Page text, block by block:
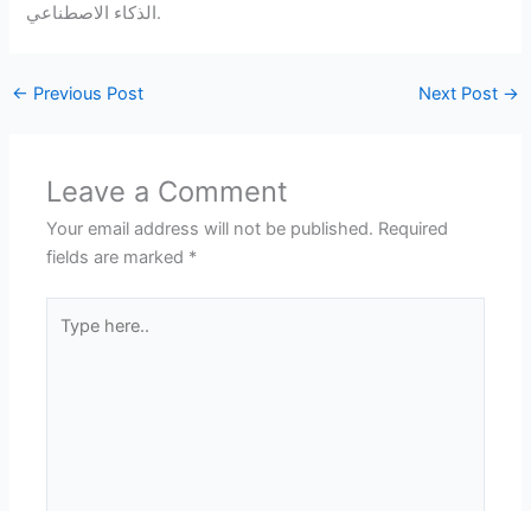
الذكاء الاصطناعي.
← Previous Post Next Post →
Leave a Comment
Your email address will not be published. Required
fields are marked *
here..